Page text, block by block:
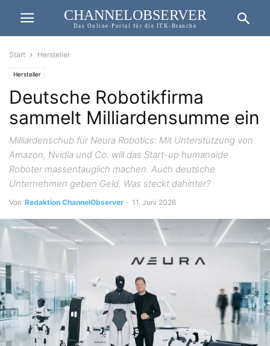
CHANNELOBSERVER
Das Online-Portal für die ITK-Branche
Start Hersteller
Hersteller
Deutsche Robotikfirma
sammelt Milliardensumme ein
Milliardenschub für Neura Robotics: Mit Unterstützung von
Amazon, Nvidia und Co. will das Start-up humanoide
Roboter massentauglich machen. Auch deutsche
Unternehmen geben Geld. Was steckt dahinter?
Von Redaktion ChannelObserver - 11. Juni 2026